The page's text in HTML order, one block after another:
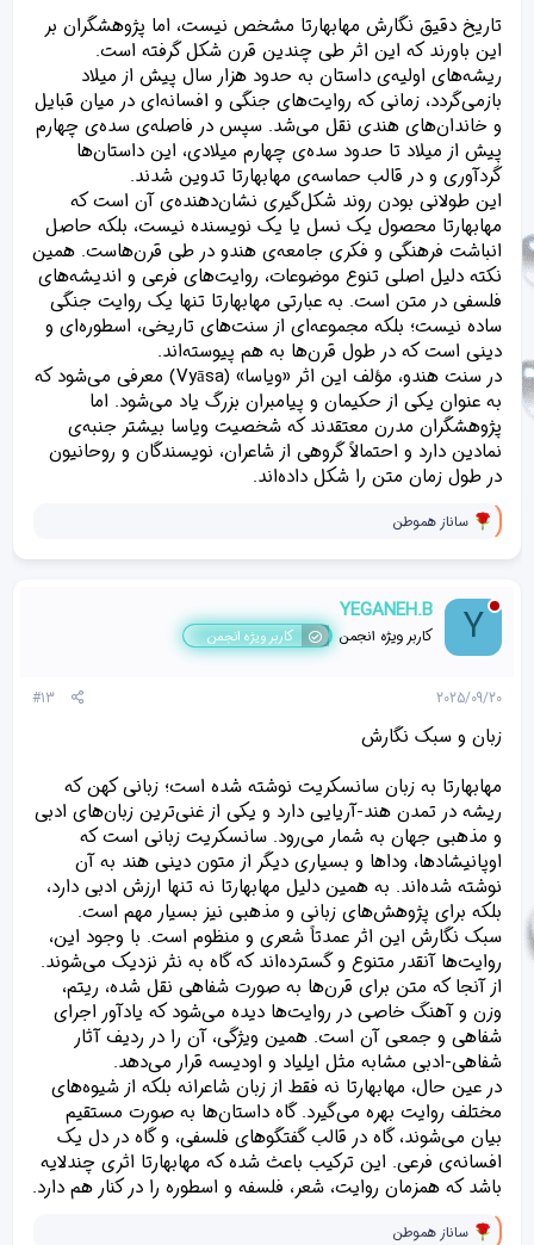
ا
]
:
تاریخ دقیق نگارش مهابهارتا مشخص نیست، اما پژوهشگران بر
این باورند که این اثر طی چندین قرن شکل گرفته است.
ریشه‌های اولیه‌ی داستان به حدود هزار سال پیش از میلاد
بازمی‌گردد، زمانی که روایت‌های جنگی و افسانه‌ای در میان قبایل
و خاندان‌های هندی نقل می‌شد. سپس در فاصله‌ی سده‌ی چهارم
پیش از میلاد تا حدود سده‌ی چهارم میلادی، این داستان‌ها
گردآوری و در قالب حماسه‌ی مهابهارتا تدوین شدند.
این طولانی بودن روند شکل‌گیری نشان‌دهنده‌ی آن است که
مهابهارتا محصول یک نسل یا یک نویسنده نیست، بلکه حاصل
انباشت فرهنگی و فکری جامعه‌ی هندو در طی قرن‌هاست. همین
نکته دلیل اصلی تنوع موضوعات، روایت‌های فرعی و اندیشه‌های
فلسفی در متن است. به عبارتی مهابهارتا تنها یک روایت جنگی
ساده نیست؛ بلکه مجموعه‌ای از سنت‌های تاریخی، اسطوره‌ای و
دینی است که در طول قرن‌ها به هم پیوسته‌اند.
در سنت هندو، مؤلف این اثر «ویاسا» (Vyāsa) معرفی می‌شود که
به عنوان یکی از حکیمان و پیامبران بزرگ یاد می‌شود. اما
پژوهشگران مدرن معتقدند که شخصیت ویاسا بیشتر جنبه‌ی
نمادین دارد و احتمالاً گروهی از شاعران، نویسندگان و روحانیون
در طول زمان متن را شکل داده‌اند.
و
ک
ش‌
ه
[
پ
س
د
ا
]
:
ساناز هموطن
Y
YEGANEH.B
کاربر ویژه انجمن کاربر ویژه انجمن
2025/09/20
#13
زبان و سبک نگارش
مهابهارتا به زبان سانسکریت نوشته شده است؛ زبانی کهن که
ریشه در تمدن هند-آریایی دارد و یکی از غنی‌ترین زبان‌های ادبی
و مذهبی جهان به شمار می‌رود. سانسکریت زبانی است که
اوپانیشادها، وداها و بسیاری دیگر از متون دینی هند به آن
نوشته شده‌اند. به همین دلیل مهابهارتا نه تنها ارزش ادبی دارد،
بلکه برای پژوهش‌های زبانی و مذهبی نیز بسیار مهم است.
سبک نگارش این اثر عمدتاً شعری و منظوم است. با وجود این،
روایت‌ها آنقدر متنوع و گسترده‌اند که گاه به نثر نزدیک می‌شوند.
از آنجا که متن برای قرن‌ها به صورت شفاهی نقل شده، ریتم،
وزن و آهنگ خاصی در روایت‌ها دیده می‌شود که یادآور اجرای
شفاهی و جمعی آن است. همین ویژگی، آن را در ردیف آثار
شفاهی-ادبی مشابه مثل ایلیاد و اودیسه قرار می‌دهد.
در عین حال، مهابهارتا نه فقط از زبان شاعرانه بلکه از شیوه‌های
مختلف روایت بهره می‌گیرد. گاه داستان‌ها به صورت مستقیم
بیان می‌شوند، گاه در قالب گفتگوهای فلسفی، و گاه در دل یک
افسانه‌ی فرعی. این ترکیب باعث شده که مهابهارتا اثری چندلایه
باشد که همزمان روایت، شعر، فلسفه و اسطوره را در کنار هم دارد.
و
ساناز هموطن